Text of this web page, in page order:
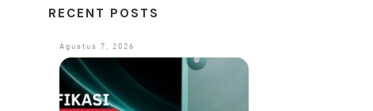
RECENT POSTS
Agustus 7, 2026